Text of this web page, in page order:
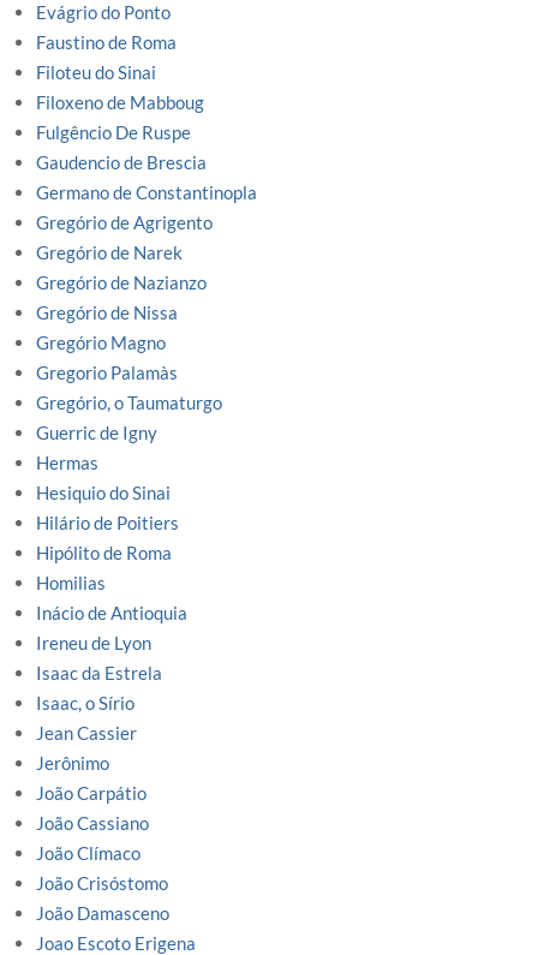
Evágrio do Ponto
Faustino de Roma
Filoteu do Sinai
Filoxeno de Mabboug
Fulgêncio De Ruspe
Gaudencio de Brescia
Germano de Constantinopla
Gregório de Agrigento
Gregório de Narek
Gregório de Nazianzo
Gregório de Nissa
Gregório Magno
Gregorio Palamàs
Gregório, o Taumaturgo
Guerric de Igny
Hermas
Hesiquio do Sinai
Hilário de Poitiers
Hipólito de Roma
Homilias
Inácio de Antioquia
Ireneu de Lyon
Isaac da Estrela
Isaac, o Sírio
Jean Cassier
Jerônimo
João Carpátio
João Cassiano
João Clímaco
João Crisóstomo
João Damasceno
Joao Escoto Erigena